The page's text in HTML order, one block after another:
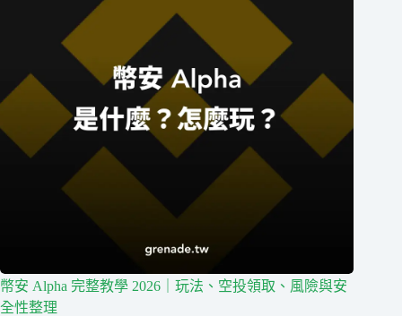
幣安 Alpha 完整教學 2026｜玩法、空投領取、風險與安
全性整理